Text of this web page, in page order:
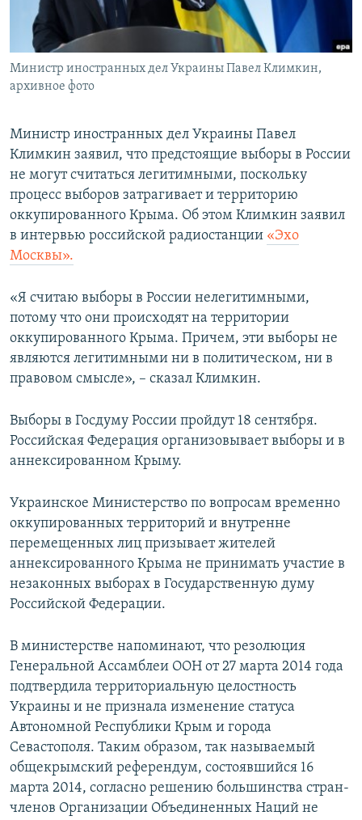
ПОБЕДИТЕЛЕЙ НЕ СУДЯТ?
КРЫМ.НЕПОКОРЕННЫЙ
ELIFBE
ПРИСОЕДИНЯЙТЕСЬ!
Министр иностранных дел Украины Павел Климкин,
архивное фото
Министр иностранных дел Украины Павел
Климкин заявил, что предстоящие выборы в России
не могут считаться легитимными, поскольку
процесс выборов затрагивает и территорию
оккупированного Крыма. Об этом Климкин заявил
в интервью российской радиостанции «Эхо
Москвы».
«Я считаю выборы в России нелегитимными,
потому что они происходят на территории
оккупированного Крыма. Причем, эти выборы не
являются легитимными ни в политическом, ни в
правовом смысле», – сказал Климкин.
Выборы в Госдуму России пройдут 18 сентября.
Российская Федерация организовывает выборы и в
аннексированном Крыму.
Украинское Министерство по вопросам временно
оккупированных территорий и внутренне
перемещенных лиц призывает жителей
аннексированного Крыма не принимать участие в
незаконных выборах в Государственную думу
Российской Федерации.
В министерстве напоминают, что резолюция
Генеральной Ассамблеи ООН от 27 марта 2014 года
подтвердила территориальную целостность
Украины и не признала изменение статуса
Автономной Республики Крым и города
Севастополя. Таким образом, так называемый
общекрымский референдум, состоявшийся 16
марта 2014, согласно решению большинства стран-
членов Организации Объединенных Наций не